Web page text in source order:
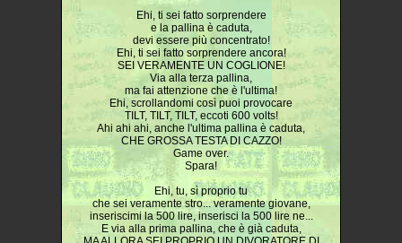
Ehi, ti sei fatto sorprendere
e la pallina è caduta,
devi essere più concentrato!
Ehi, ti sei fatto sorprendere ancora!
SEI VERAMENTE UN COGLIONE!
Via alla terza pallina,
ma fai attenzione che è l'ultima!
Ehi, scrollandomi così puoi provocare
TILT, TILT, TILT, eccoti 600 volts!
Ahi ahi ahi, anche l'ultima pallina è caduta,
CHE GROSSA TESTA DI CAZZO!
Game over.
Spara!
Ehi, tu, sì proprio tu
che sei veramente stro... veramente giovane,
inseriscimi la 500 lire, inserisci la 500 lire ne...
E via alla prima pallina, che è già caduta,